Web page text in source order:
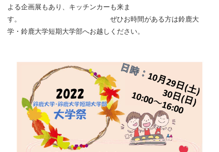
よる企画展もあり、キッチンカーも来ま
す。 ぜひお時間がある方は鈴鹿大
学・鈴鹿大学短期大学部へお越しください。